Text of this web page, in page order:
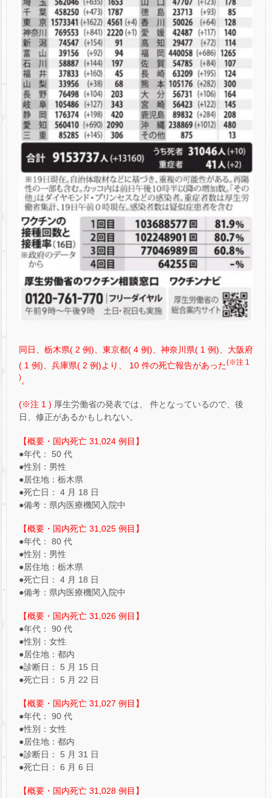
同日、栃木県( 2 例)、東京都( 4 例)、神奈川県( 1 例)、大阪府
( 1 例)、兵庫県( 2 例)より、 10 件の死亡報告があった(※注 1
)。
(※注 1 ) 厚生労働省の発表では、 件となっているので、後
日、修正があるかもしれない。
【概要・国内死亡 31,024 例目】
●年代： 50 代
●性別：男性
●居住地：栃木県
●死亡日： 4 月 18 日
●備考：県内医療機関入院中
【概要・国内死亡 31,025 例目】
●年代： 80 代
●性別：男性
●居住地：栃木県
●死亡日： 4 月 18 日
●備考：県内医療機関入院中
【概要・国内死亡 31,026 例目】
●年代： 90 代
●性別：女性
●居住地：都内
●診断日： 5 月 15 日
●死亡日： 5 月 22 日
【概要・国内死亡 31,027 例目】
●年代： 90 代
●性別：女性
●居住地：都内
●診断日： 5 月 31 日
●死亡日： 6 月 6 日
【概要・国内死亡 31,028 例目】